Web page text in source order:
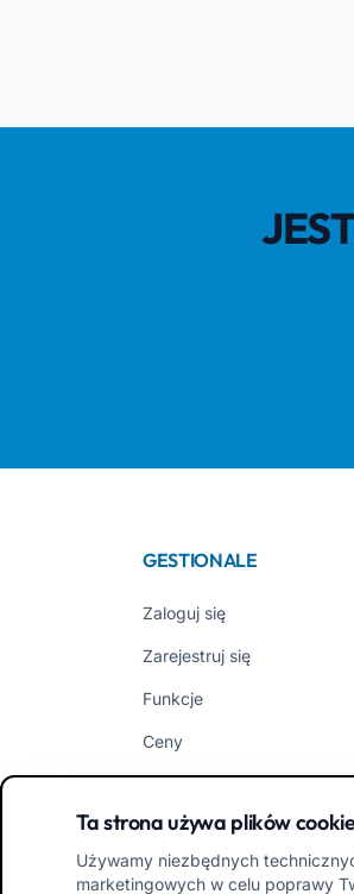
GESTIONALE
Zaloguj się
Zarejestruj się
Funkcje
Ceny
EasyNido
EasyInfanzia
Ta strona używa plików
Używamy niezbędnych
marketingowych w celu poprawy